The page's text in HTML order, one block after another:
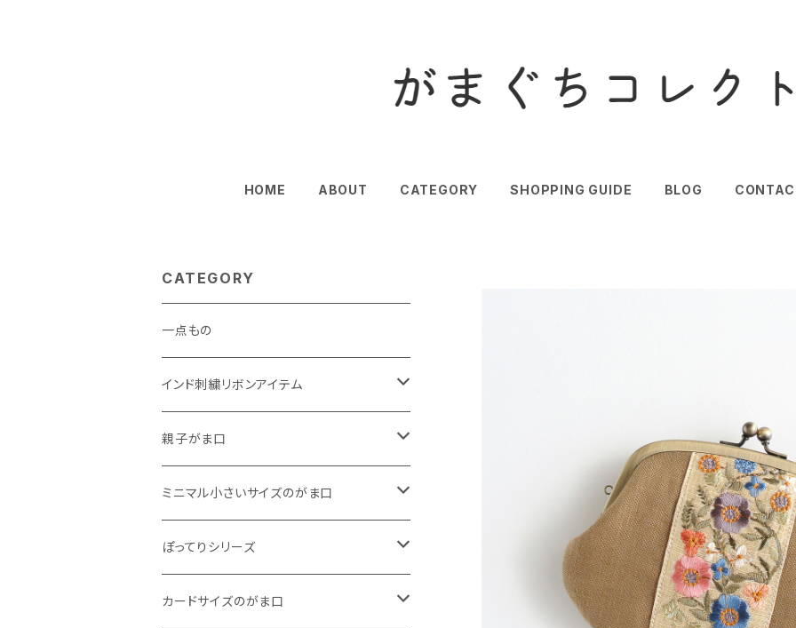
HOME ABOUT CATEGORY SHOPPING GUIDE BLOG
CATEGORY
一点もの
インド刺繍リボンアイテム
がま口
巾着
親子がま口
・ ぷっくりタイプ
くったりコットンキャンバス
11号帆布
・ 四角いマチのたっぷりサイズ
くったりコットンキャンバス
・ 四角いマチのスリムコンパクトタイプ
ミニマル小さいサイズのがま口
・ くったりコットンキャンバス
・ リネン
ぽってりシリーズ
・ がま口
カードサイズのがま口